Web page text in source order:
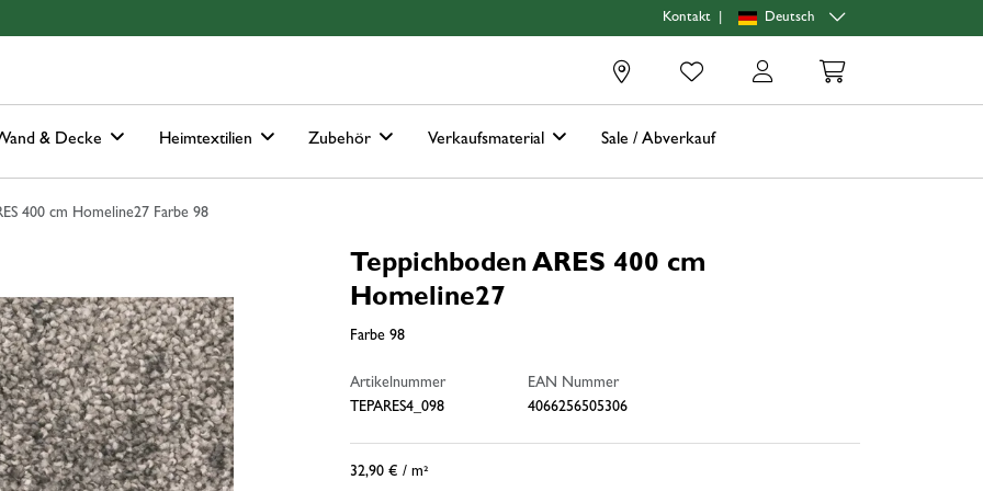
Kontakt Deutsch
& Decke Heimtextilien Zubehör Verkaufsmaterial Sale / Abverkauf
400 cm Homeline27 Farbe 98
Teppichboden ARES 400 cm
Homeline27
Farbe 98
Artikelnummer
TEPARES4_098
EAN Nummer
4066256505306
32,90 € / m²